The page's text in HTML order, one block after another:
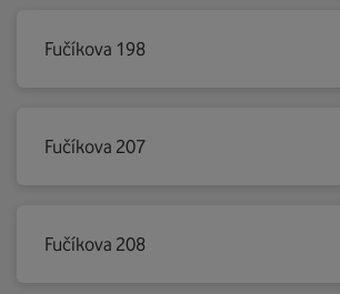
Fučíkova 198
Fučíkova 207
Fučíkova 208